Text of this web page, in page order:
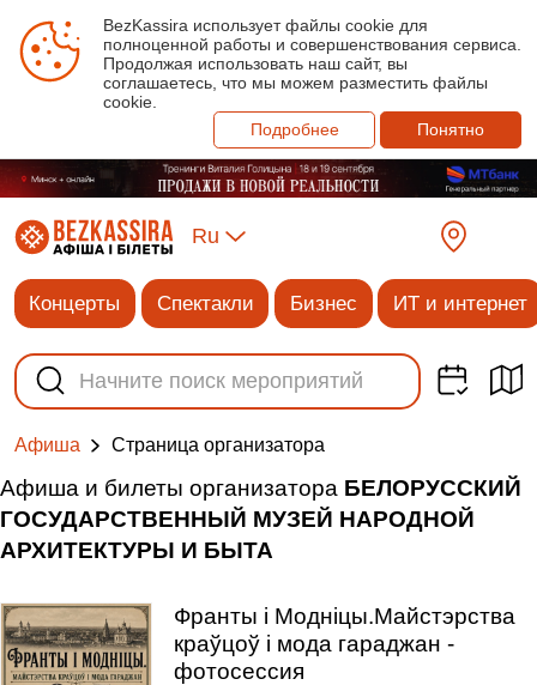
BezKassira использует файлы cookie для
полноценной работы и совершенствования сервиса.
Продолжая использовать наш сайт, вы
соглашаетесь, что мы можем разместить файлы
cookie.
Подробнее
Понятно
Ru
Концерты Спектакли Бизнес ИТ и интернет
Афиша Cтраница организатора
Афиша и билеты организатора БЕЛОРУССКИЙ
ГОСУДАРСТВЕННЫЙ МУЗЕЙ НАРОДНОЙ
АРХИТЕКТУРЫ И БЫТА
Франты i Моднiцы.Майстэрства
краўцоў i мода гараджан -
фотосессия